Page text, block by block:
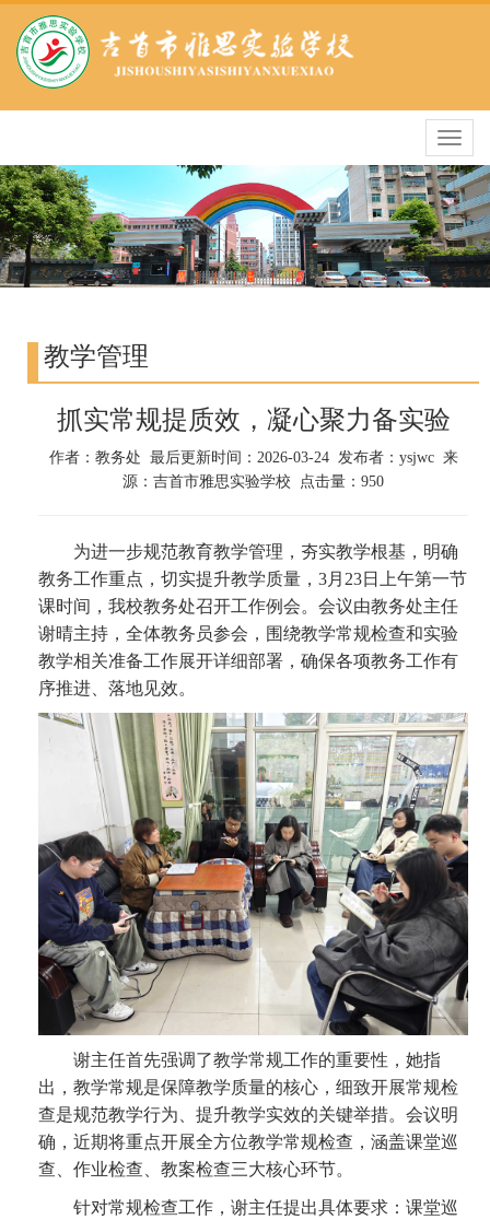
导
航
条
教学管理
抓实常规提质效，凝心聚力备实验
作者：教务处 最后更新时间：2026-03-24 发布者：ysjwc 来
源：吉首市雅思实验学校 点击量：950
为进一步规范教育教学管理，夯实教学根基，明确
教务工作重点，切实提升教学质量，3月23日上午第一节
课时间，我校教务处召开工作例会。会议由教务处主任
谢晴主持，全体教务员参会，围绕教学常规检查和实验
教学相关准备工作展开详细部署，确保各项教务工作有
序推进、落地见效。
谢主任首先强调了教学常规工作的重要性，她指
出，教学常规是保障教学质量的核心，细致开展常规检
查是规范教学行为、提升教学实效的关键举措。会议明
确，近期将重点开展全方位教学常规检查，涵盖课堂巡
查、作业检查、教案检查三大核心环节。
针对常规检查工作，谢主任提出具体要求：课堂巡